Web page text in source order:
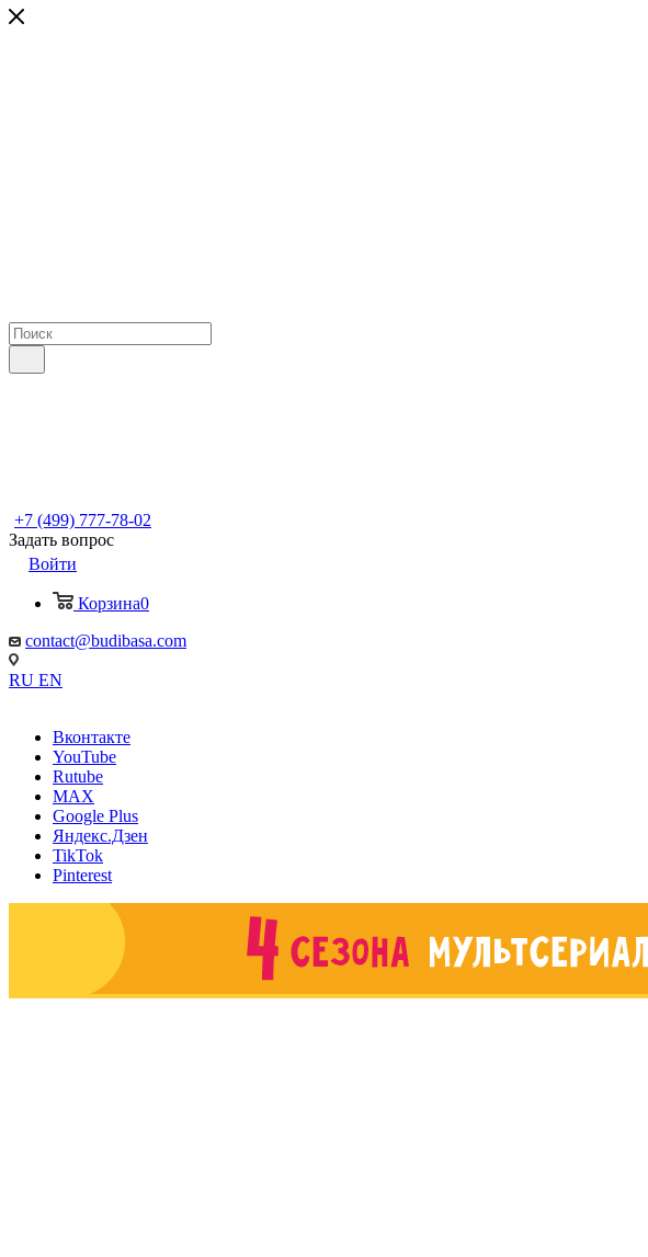
+7 (499) 777-78-02
Задать вопрос
Войти
Корзина0
contact@budibasa.com
RU EN
Вконтакте
YouTube
Rutube
MAX
Google Plus
Яндекс.Дзен
TikTok
Pinterest